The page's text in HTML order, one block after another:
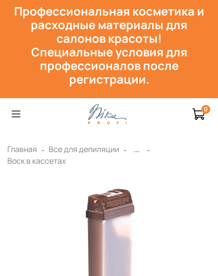
Профессиональная косметика и
расходные материалы для
салонов красоты!
Специальные условия для
профессионалов после
регистрации.
0
Главная Все для депиляции
...
Воск в кассетах